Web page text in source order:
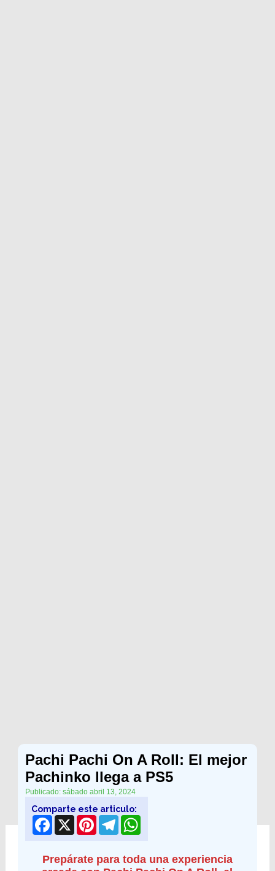
Pachi Pachi On A Roll: El mejor
Pachinko llega a PS5
Publicado: sábado abril 13, 2024
Comparte este articulo:
Facebook
X PinterestTelegramWhatsApp
Prepárate para toda una experiencia